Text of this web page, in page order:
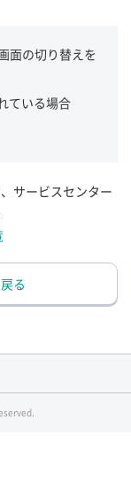
面の切り替えを
ている場合
サービスセンター
る